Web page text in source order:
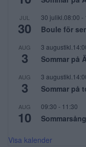
JUL
30
30 julikl.08:00 -
Boule för
AUG
3
3
Sommar på
AUG
3
3
Sommar på
AUG
10
09:30 - 11:30
Visa kalender